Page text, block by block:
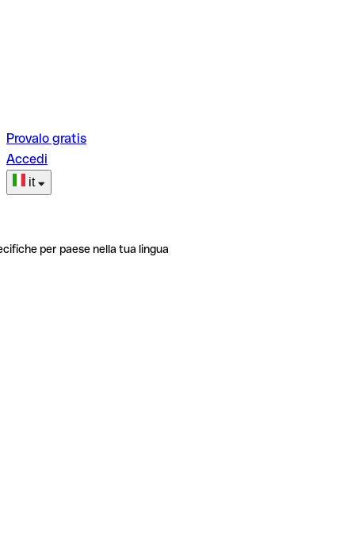
Provalo gratis
Accedi
it
per paese nella tua lingua